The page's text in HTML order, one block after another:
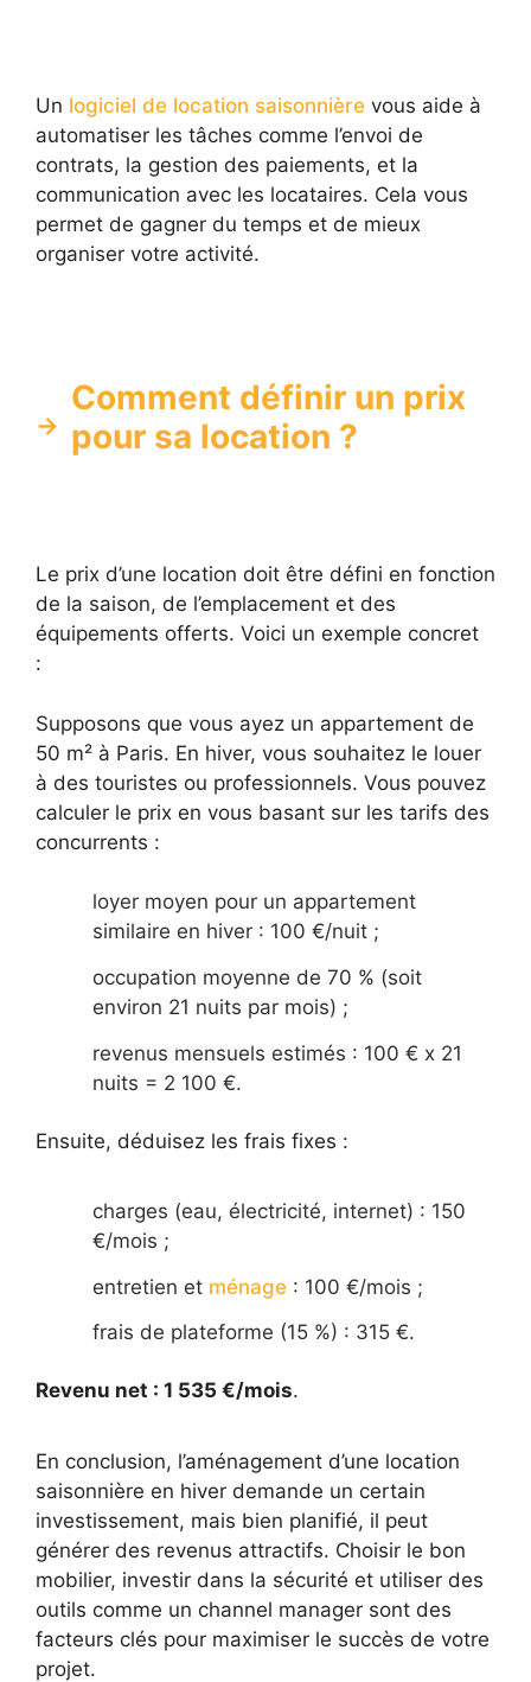
Un logiciel de location saisonnière vous aide à
automatiser les tâches comme l’envoi de
contrats, la gestion des paiements, et la
communication avec les locataires. Cela vous
permet de gagner du temps et de mieux
organiser votre activité.
Comment définir un prix
pour sa location ?
Le prix d’une location doit être défini en fonction
de la saison, de l’emplacement et des
équipements offerts. Voici un exemple concret
:
Supposons que vous ayez un appartement de
50 m² à Paris. En hiver, vous souhaitez le louer
à des touristes ou professionnels. Vous pouvez
calculer le prix en vous basant sur les tarifs des
concurrents :
loyer moyen pour un appartement
similaire en hiver : 100 €/nuit ;
occupation moyenne de 70 % (soit
environ 21 nuits par mois) ;
revenus mensuels estimés : 100 € x 21
nuits = 2 100 €.
Ensuite, déduisez les frais fixes :
charges (eau, électricité, internet) : 150
€/mois ;
entretien et ménage : 100 €/mois ;
frais de plateforme (15 %) : 315 €.
Revenu net : 1 535 €/mois.
En conclusion, l’aménagement d’une location
saisonnière en hiver demande un certain
investissement, mais bien planifié, il peut
générer des revenus attractifs. Choisir le bon
mobilier, investir dans la sécurité et utiliser des
outils comme un channel manager sont des
facteurs clés pour maximiser le succès de votre
projet.